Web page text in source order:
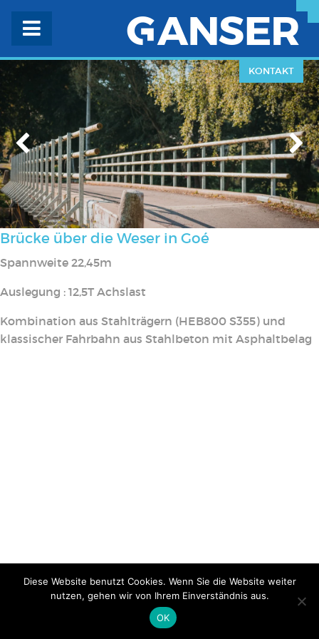
KONTAKT
Brücke über die Weser in Goé
Spannweite 22,45m
Auslegung : 12,5T Achslast
Kombination aus Stahlträgern (HEB800 S355) und
klassischer Fahrbahn aus Stahlbeton mit Asphaltbelag
Diese Website benutzt Cookies. Wenn Sie die Website weiter
nutzen, gehen wir von Ihrem Einverständnis aus.
OK